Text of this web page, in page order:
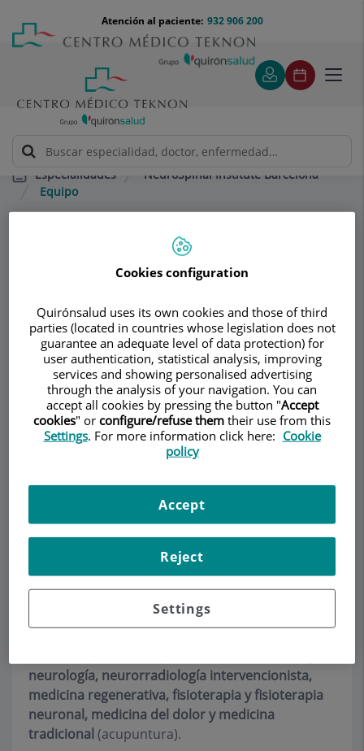
contenido
Menú
teléfono
cabecera
932 906 200
Atención al paciente:
Especialidades
NeuroSpinal Institute Barcelona
Equipo
NeuroSpinal
Institute Barcelona
NEUROCIRUGÍA NEUROLOGÍA ADULTOS
Pedir cita
Equipo
neurología, neurorradiología intervencionista,
medicina regenerativa, fisioterapia y fisioterapia
neuronal, medicina del dolor y medicina
tradicional (acupuntura).
Cookies configuration
Quirónsalud uses its own cookies and those of third
parties (located in countries whose legislation does not
guarantee an adequate level of data protection) for
user authentication, statistical analysis, improving
services and showing personalised advertising
through the analysis of your navigation. You can
accept all cookies by pressing the button "Accept
cookies" or configure/refuse them their use from this
Settings. For more information click here: Cookie
policy
Settings
Reject
Accept